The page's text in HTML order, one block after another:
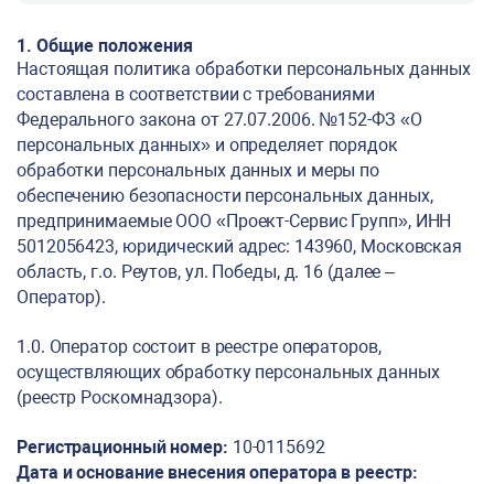
1. Общие положения
Настоящая политика обработки персональных данных
составлена в соответствии с требованиями
Федерального закона от 27.07.2006. №152-ФЗ «О
персональных данных» и определяет порядок
обработки персональных данных и меры по
обеспечению безопасности персональных данных,
предпринимаемые ООО «Проект-Сервис Групп», ИНН
5012056423, юридический адрес: 143960, Московская
область, г.о. Реутов, ул. Победы, д. 16 (далее –
Оператор).
1.0. Оператор состоит в реестре операторов,
осуществляющих обработку персональных данных
(реестр Роскомнадзора).
Регистрационный номер: 10-0115692
Дата и основание внесения оператора в реестр: